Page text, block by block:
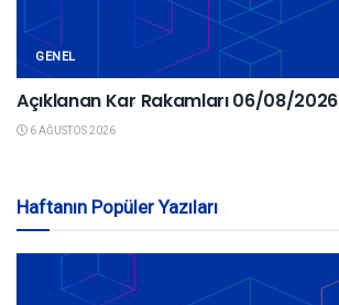
GENEL
Açıklanan Kar Rakamları 06/08/2026
6 AĞUSTOS 2026
Haftanın Popüler Yazıları